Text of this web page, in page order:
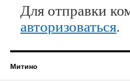
Для отправки
авторизоваться.
Митино